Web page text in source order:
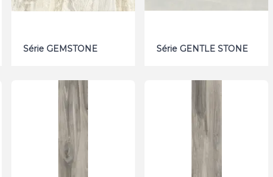
Série GEMSTONE Série GENTLE STONE